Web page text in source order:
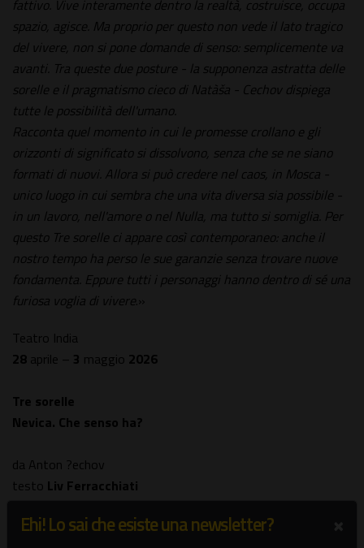
fattivo. Vive interamente dentro la realtà, costruisce, occupa
spazio, agisce. Ma proprio per questo non vede il lato tragico
del vivere, non si pone domande di senso: semplicemente va
avanti. Tra queste due posture - la supponenza astratta delle
sorelle e il pragmatismo cieco di Natàša - Cechov dispiega
tutte le possibilità dell'umano.
Racconta quel momento in cui le promesse crollano e gli
orizzonti di significato si dissolvono, senza che se ne siano
formati di nuovi. Allora si può credere nel caos, in Mosca -
unico luogo in cui sembra che una vita diversa sia possibile -
in un lavoro, nell'amore o nel Nulla, ma tutto si somiglia. Per
questo Tre sorelle ci appare così contemporaneo: anche il
nostro tempo ha perso le sue garanzie senza trovare nuove
fondamenta. Eppure tutti i personaggi hanno dentro di sé una
furiosa voglia di vivere.»
Teatro India
28 aprile – 3 maggio 2026
Tre sorelle
Nevica. Che senso ha?
da Anton ?echov
testo Liv Ferracchiati
consulenza letteraria Margherita Crepax
Ehi! Lo sai che esiste una newsletter?